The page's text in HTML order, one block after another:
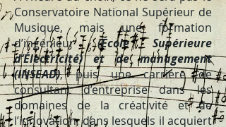
Conservatoire National Supérieur de
Musique, mais une formation
d’ingénieur(École Supérieure
d’Électricité) et de management
(INSEAD), puis une carrière de
consultant d’entreprise dans les
domaines de la créativité et de
l’innovation, dans lesquels il acquiert